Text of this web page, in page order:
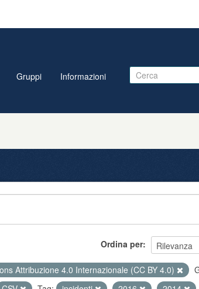
Gruppi Informazioni
Ordina per
Attribuzione 4.0 Internazionale (CC BY 4.0)